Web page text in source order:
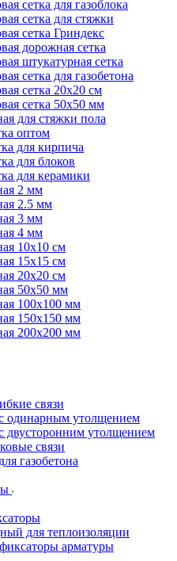
сетка для газоблока
сетка для стяжки
сетка Гриндекс
дорожная сетка
штукатурная сетка
сетка для газобетона
сетка 20x20 см
сетка 50x50 мм
для стяжки пола
оптом
для кирпича
для блоков
для керамики
2 мм
2.5 мм
3 мм
4 мм
10x10 см
15x15 см
20x20 см
50x50 мм
100x100 мм
150x150 мм
200x200 мм
связи
одинарным утолщением
двусторонним утолщением
связи
газобетона
для теплоизоляции
арматуры